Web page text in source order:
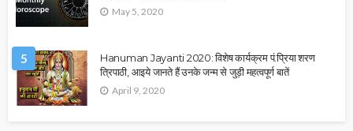
May 5, 2020
5
Hanuman Jayanti 2020: विशेष कार्यक्रम पं.प्रिया शरण
त्रिपाठी, आइये जानते हैं उनके जन्म से जुड़ी महत्वपूर्ण बातें
April 9, 2020